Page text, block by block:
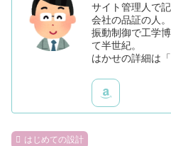
サイト管理人で
会社の品証の人。
振動制御で工学
て半世紀。
はかせの詳細は
はじめての設計